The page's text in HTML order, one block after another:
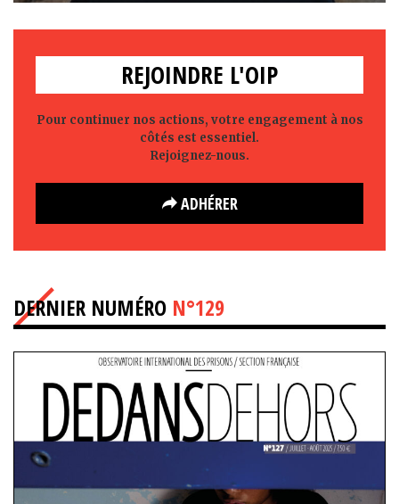
REJOINDRE L'OIP
Pour continuer nos actions, votre engagement à nos
côtés est essentiel.
Rejoignez-nous.
ADHÉRER
DERNIER NUMÉRO N°129